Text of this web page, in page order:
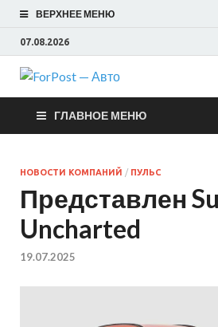
ВЕРХНЕЕ МЕНЮ
07.08.2026
Авто
ГЛАВНОЕ МЕНЮ
НОВОСТИ КОМПАНИЙ / ПУЛЬС
Представлен
Uncharted
19.07.2025